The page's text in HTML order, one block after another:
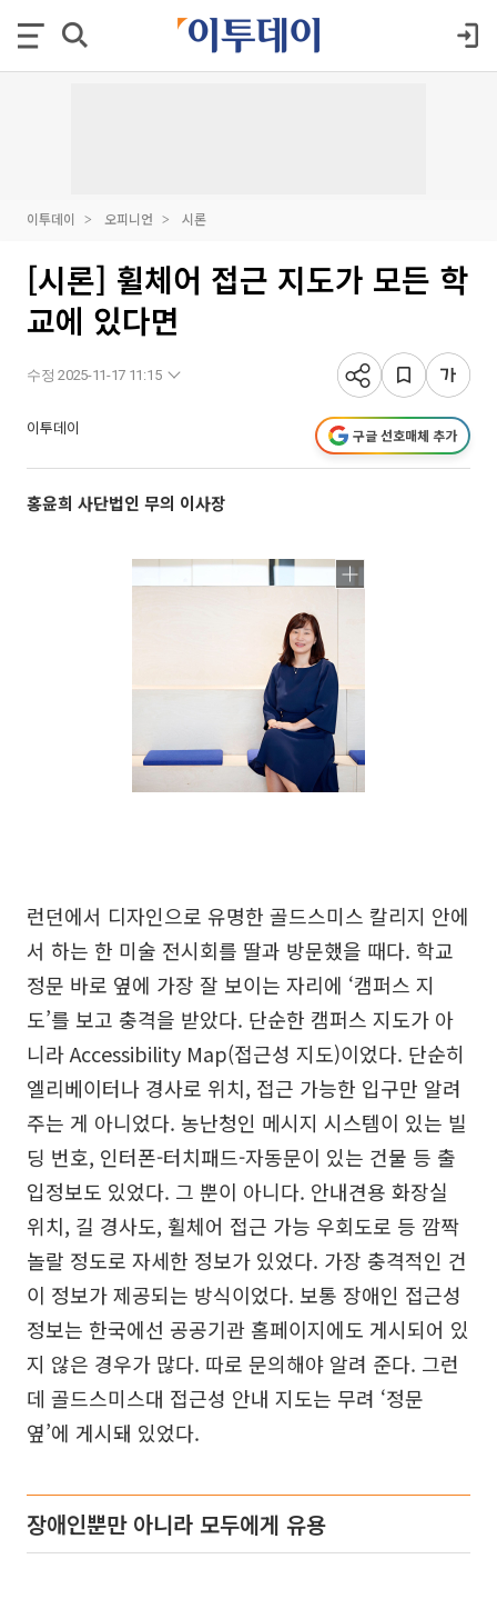
이투데이 오피니언 시론
[시론] 휠체어 접근 지도가 모든 학
교에 있다면
수정 2025-11-17 11:15
이투데이 구글 선호매체 추가
홍윤희 사단법인 무의 이사장
런던에서 디자인으로 유명한 골드스미스 칼리지 안에
서 하는 한 미술 전시회를 딸과 방문했을 때다. 학교
정문 바로 옆에 가장 잘 보이는 자리에 ‘캠퍼스 지
도’를 보고 충격을 받았다. 단순한 캠퍼스 지도가 아
니라 Accessibility Map(접근성 지도)이었다. 단순히
엘리베이터나 경사로 위치, 접근 가능한 입구만 알려
주는 게 아니었다. 농난청인 메시지 시스템이 있는 빌
딩 번호, 인터폰-터치패드-자동문이 있는 건물 등 출
입정보도 있었다. 그 뿐이 아니다. 안내견용 화장실
위치, 길 경사도, 휠체어 접근 가능 우회도로 등 깜짝
놀랄 정도로 자세한 정보가 있었다. 가장 충격적인 건
이 정보가 제공되는 방식이었다. 보통 장애인 접근성
정보는 한국에선 공공기관 홈페이지에도 게시되어 있
지 않은 경우가 많다. 따로 문의해야 알려 준다. 그런
데 골드스미스대 접근성 안내 지도는 무려 ‘정문
옆’에 게시돼 있었다.
장애인뿐만 아니라 모두에게 유용